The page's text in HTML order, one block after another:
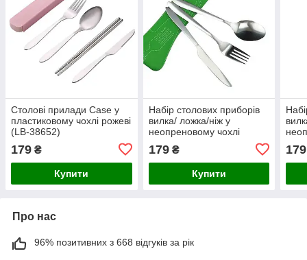
Столові прилади Case у
пластиковому чохлі рожеві
(LB-38652)
179 ₴
Купити
Набір столових приборів
вилка/ ложка/ніж у
неопреновому чохлі
38638)
179₴
Купити
179
Про нас
96% позитивних з 668 відгуків за рік